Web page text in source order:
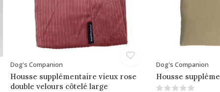
Dog's Companion
Housse supplémentaire vieux rose
double velours côtelé large
Dog's Companion
Housse